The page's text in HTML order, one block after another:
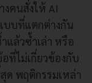
คนสั่งให้ AI
บบที่แตกต่างกัน
แล้วซ้ำเล่า หรือ
ที่ไม่เกี่ยวข้องกับ
ด พฤติกรรมเหล่า